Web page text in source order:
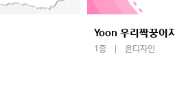
Yoon 우리짝꿍이지
1종 윤디자인